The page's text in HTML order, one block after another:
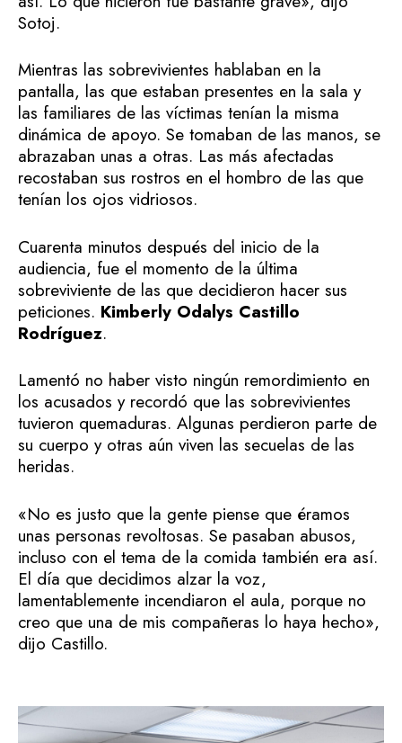
Sotoj.
Mientras las sobrevivientes hablaban en la
pantalla, las que estaban presentes en la sala y
las familiares de las víctimas tenían la misma
dinámica de apoyo. Se tomaban de las manos, se
abrazaban unas a otras. Las más afectadas
recostaban sus rostros en el hombro de las que
tenían los ojos vidriosos.
Cuarenta minutos después del inicio de la
audiencia, fue el momento de la última
sobreviviente de las que decidieron hacer sus
peticiones. Kimberly Odalys Castillo
Rodríguez.
Lamentó no haber visto ningún remordimiento en
los acusados y recordó que las sobrevivientes
tuvieron quemaduras. Algunas perdieron parte de
su cuerpo y otras aún viven las secuelas de las
heridas.
«No es justo que la gente piense que éramos
unas personas revoltosas. Se pasaban abusos,
incluso con el tema de la comida también era así.
El día que decidimos alzar la voz,
lamentablemente incendiaron el aula, porque no
creo que una de mis compañeras lo haya hecho»,
dijo Castillo.